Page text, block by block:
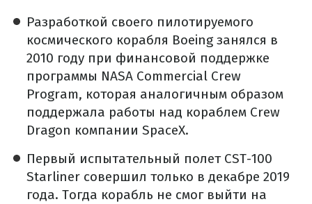
Разработкой своего пилотируемого
космического корабля Boeing занялся в
2010 году при финансовой поддержке
программы NASA Commercial Crew
Program, которая аналогичным образом
поддержала работы над кораблем Crew
Dragon компании SpaceX.
Первый испытательный полет CST-100
Starliner совершил только в декабре 2019
года. Тогда корабль не смог выйти на